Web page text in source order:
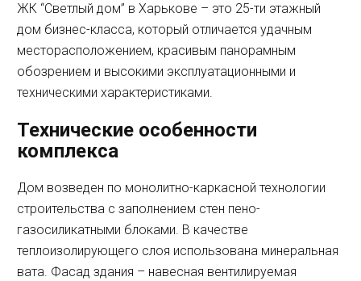
ЖК “Светлый дом” в Харькове – это 25-ти этажный
дом бизнес-класса, который отличается удачным
месторасположением, красивым панорамным
обозрением и высокими эксплуатационными и
техническими характеристиками.
Технические особенности
комплекса
Дом возведен по монолитно-каркасной технологии
строительства с заполнением стен пено-
газосиликатными блоками. В качестве
теплоизолирующего слоя использована минеральная
вата. Фасад здания – навесная вентилируемая